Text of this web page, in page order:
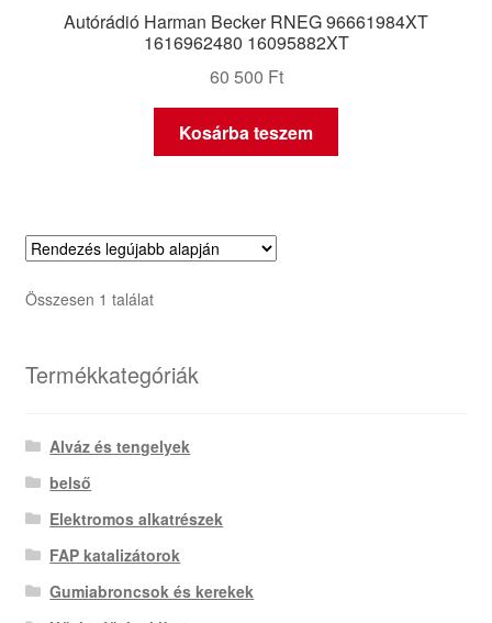
SzekérAutórádió Harman Becker RNEG 96661984XT
1616962480 16095882XT
60 500 Ft
Kosárba teszem
Összesen 1 találat
Termékkategóriák
Alváz és tengelyek
belső
Elektromos alkatrészek
FAP katalizátorok
Gumiabroncsok és kerekek